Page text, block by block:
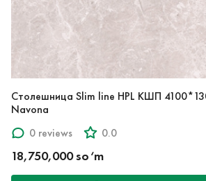
Столешница Slim line HPL КШП
Navona
0 reviews
0.0
18,750,000 so‘m